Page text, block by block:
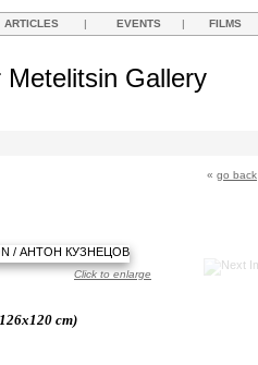
ARTICLES | EVENTS | FILMS
Metelitsin Gallery
« go back
Click to enlarge
cm)